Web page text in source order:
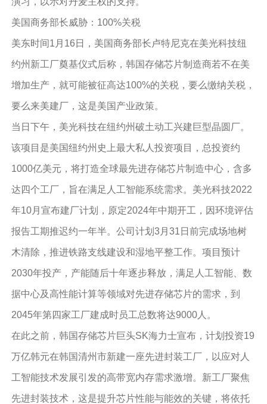
美国商务部长威胁：100%关税
美东时间1月16日，美国商务部长卢特尼克在美光科技纽
约州新工厂奠基仪式后称，韩国存储芯片制造商若不在美
增加生产，就可能被征高达100%的关税，要么缴纳关税，
要么来美建厂，这是美国产业政策。
当日下午，美光科技在纽约州破土动工兴建巨型晶圆厂。
该项目是美国纽约州史上最大私人投资项目，总投资约
1000亿美元，将打造全球最先进存储芯片制造中心，含多
达四个工厂，旨在满足人工智能系统需求。美光科技2022
年10月宣布建厂计划，原定2024年中期开工，因环境评估
报告工期推迟约一年半。公司计划3月31日前完成场地树
木清除，推进铁路支线建设和湿地平整工作。项目预计
2030年投产，产能随后十年逐步释放，满足人工智能、数
据中心及高性能计算等领域对先进存储芯片的需求，到
2045年第四家工厂建成时员工总数将达9000人。
在此之前，韩国存储芯片巨头SK海力士宣布，计划投资19
万亿韩元在韩国清州市新建一座先进封装工厂，以应对人
工智能技术发展引发的高带宽内存需求激增。新工厂聚焦
先进封装技术，这是提升芯片性能与能效的关键，将依托